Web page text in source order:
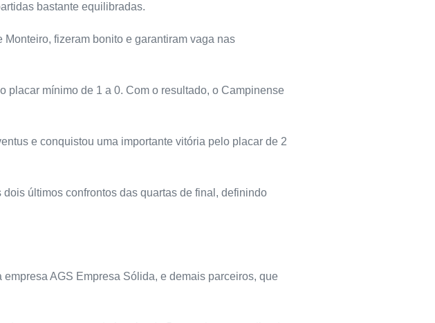
bastante equilibradas.
fizeram bonito e garantiram vaga nas
placar mínimo de 1 a 0. Com o resultado, o Campinense
e conquistou uma importante vitória pelo placar de 2
últimos confrontos das quartas de final, definindo
AGS Empresa Sólida, e demais parceiros, que